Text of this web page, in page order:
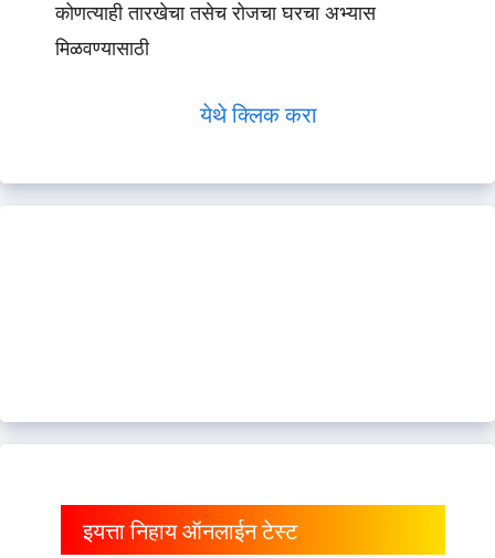
कोणत्याही तारखेचा तसेच रोजचा घरचा अभ्यास
मिळवण्यासाठी
येथे क्लिक करा
इयत्ता निहाय ऑनलाईन टेस्ट